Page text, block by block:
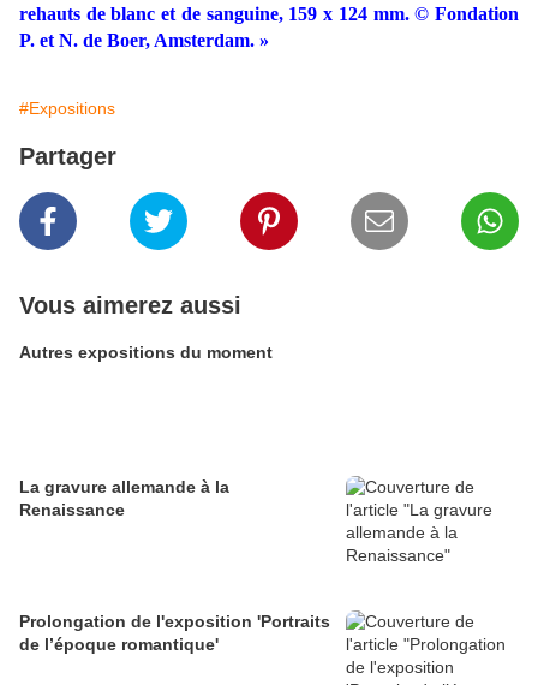
rehauts de blanc et de sanguine, 159 x 124 mm. © Fondation
P. et N. de Boer, Amsterdam. »
#Expositions
Partager
Vous aimerez aussi
Autres expositions du moment
La gravure allemande à la
Renaissance
Prolongation de l'exposition 'Portraits
de l’époque romantique'